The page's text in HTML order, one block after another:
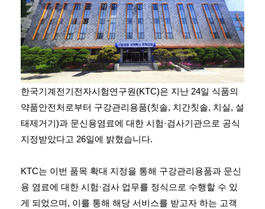
한국기계전기전자시험연구원(KTC)은 지난 24일 식품의
약품안전처로부터 구강관리용품(칫솔, 치간칫솔, 치실, 설
태제거기)과 문신용염료에 대한 시험·검사기관으로 공식
지정받았다고 26일에 밝혔습니다.
KTC는 이번 품목 확대 지정을 통해 구강관리용품과 문신
용 염료에 대한 시험·검사 업무를 정식으로 수행할 수 있
게 되었으며, 이를 통해 해당 서비스를 받고자 하는 고객